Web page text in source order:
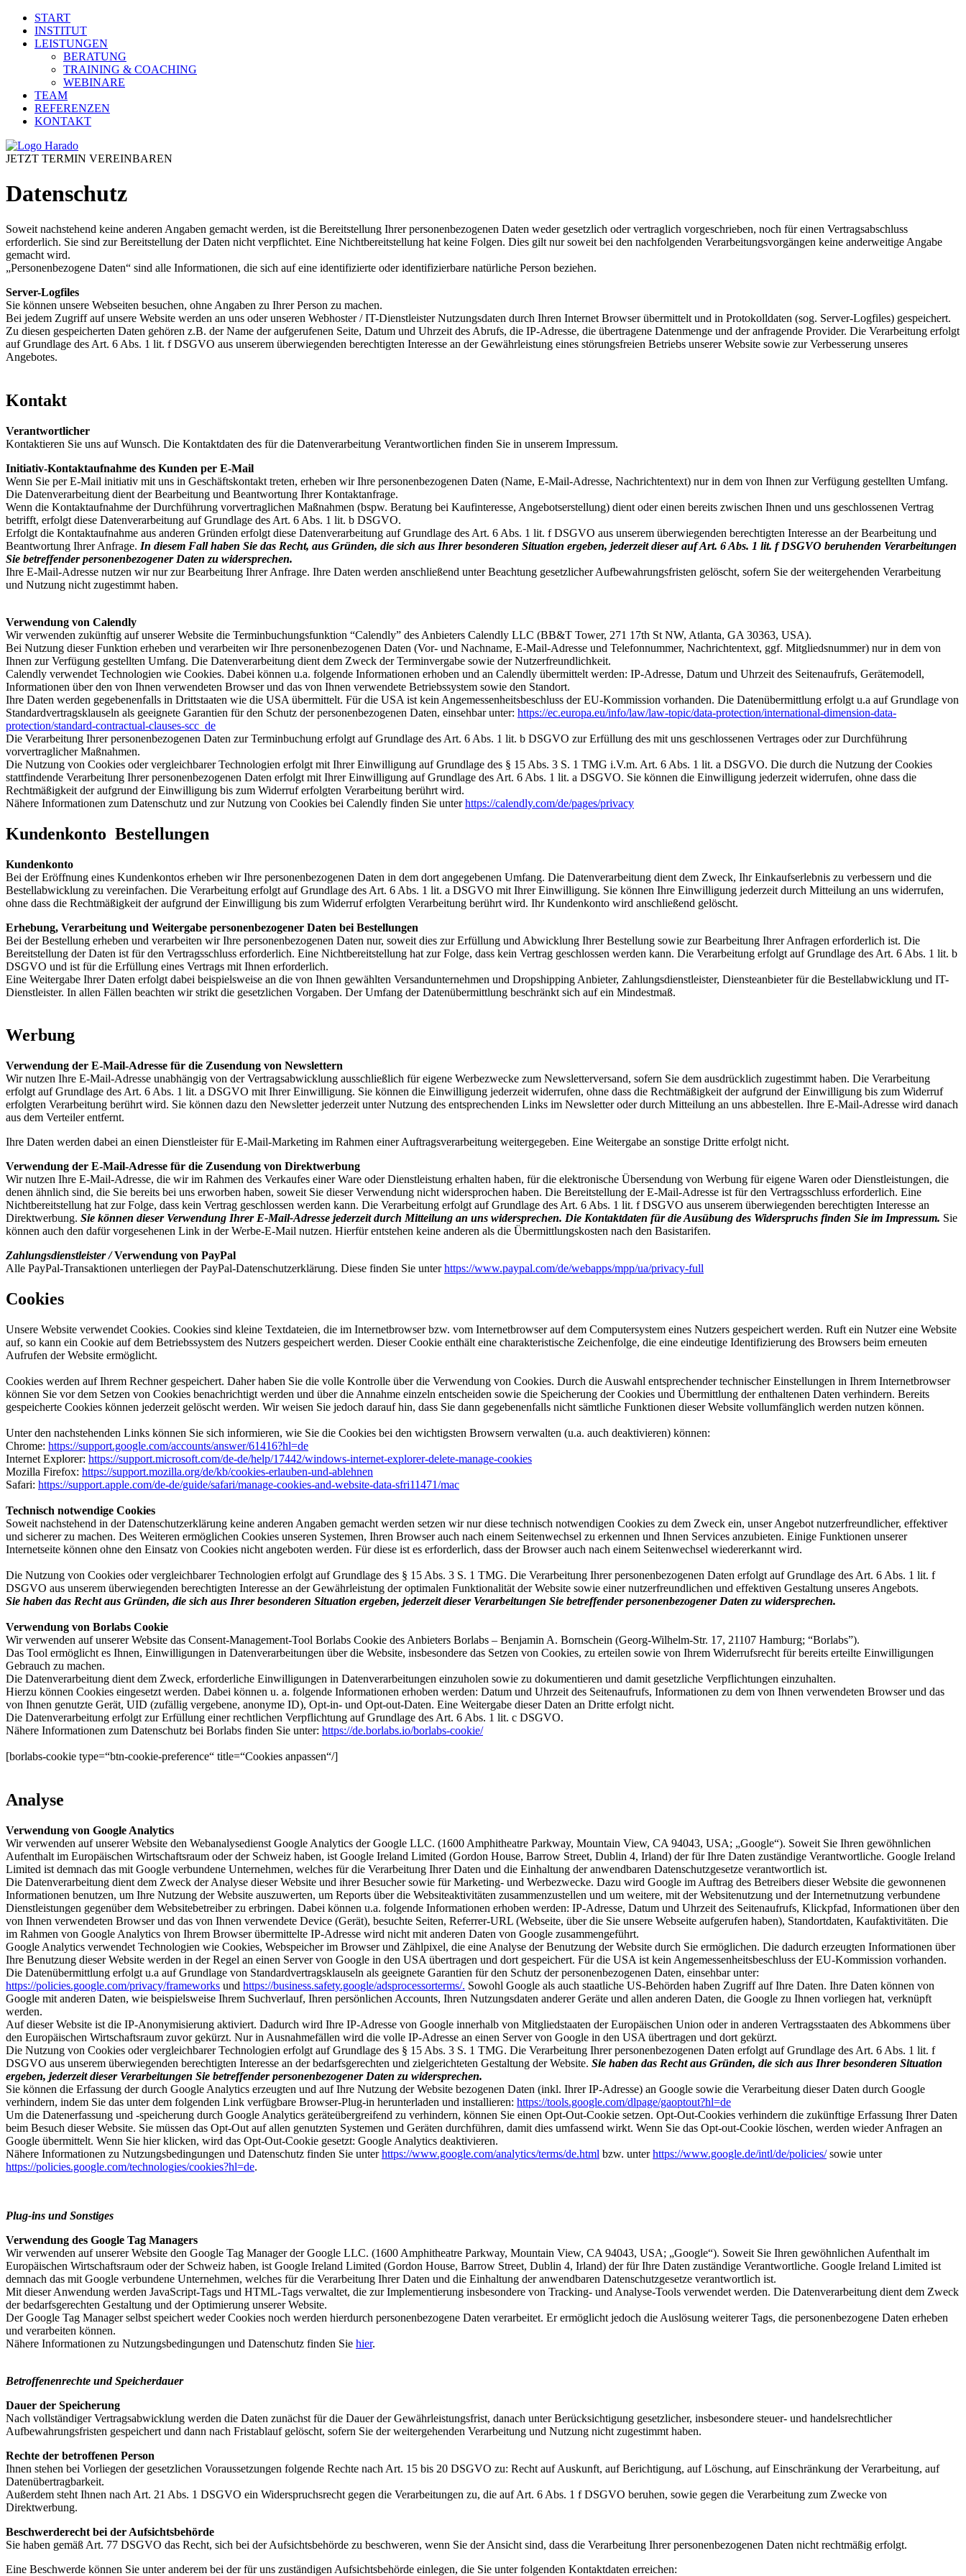
START
INSTITUT
LEISTUNGEN
BERATUNG
TRAINING & COACHING
WEBINARE
TEAM
REFERENZEN
KONTAKT
JETZT TERMIN VEREINBAREN
Datenschutz
Soweit nachstehend keine anderen Angaben gemacht werden, ist die Bereitstellung Ihrer personenbezogenen Daten weder gesetzlich oder vertraglich vorgeschrieben, noch für einen Vertragsabschluss
erforderlich. Sie sind zur Bereitstellung der Daten nicht verpflichtet. Eine Nichtbereitstellung hat keine Folgen. Dies gilt nur soweit bei den nachfolgenden Verarbeitungsvorgängen keine anderweitige Angabe
gemacht wird.
„Personenbezogene Daten“ sind alle Informationen, die sich auf eine identifizierte oder identifizierbare natürliche Person beziehen.
Server-Logfiles
Sie können unsere Webseiten besuchen, ohne Angaben zu Ihrer Person zu machen.
Bei jedem Zugriff auf unsere Website werden an uns oder unseren Webhoster / IT-Dienstleister Nutzungsdaten durch Ihren Internet Browser übermittelt und in Protokolldaten (sog. Server-Logfiles) gespeichert.
Zu diesen gespeicherten Daten gehören z.B. der Name der aufgerufenen Seite, Datum und Uhrzeit des Abrufs, die IP-Adresse, die übertragene Datenmenge und der anfragende Provider. Die Verarbeitung erfolgt
auf Grundlage des Art. 6 Abs. 1 lit. f DSGVO aus unserem überwiegenden berechtigten Interesse an der Gewährleistung eines störungsfreien Betriebs unserer Website sowie zur Verbesserung unseres
Angebotes.
Kontakt
Verantwortlicher
Kontaktieren Sie uns auf Wunsch. Die Kontaktdaten des für die Datenverarbeitung Verantwortlichen finden Sie in unserem Impressum.
Initiativ-Kontaktaufnahme des Kunden per E-Mail
Wenn Sie per E-Mail initiativ mit uns in Geschäftskontakt treten, erheben wir Ihre personenbezogenen Daten (Name, E-Mail-Adresse, Nachrichtentext) nur in dem von Ihnen zur Verfügung gestellten Umfang.
Die Datenverarbeitung dient der Bearbeitung und Beantwortung Ihrer Kontaktanfrage.
Wenn die Kontaktaufnahme der Durchführung vorvertraglichen Maßnahmen (bspw. Beratung bei Kaufinteresse, Angebotserstellung) dient oder einen bereits zwischen Ihnen und uns geschlossenen Vertrag
betrifft, erfolgt diese Datenverarbeitung auf Grundlage des Art. 6 Abs. 1 lit. b DSGVO.
Erfolgt die Kontaktaufnahme aus anderen Gründen erfolgt diese Datenverarbeitung auf Grundlage des Art. 6 Abs. 1 lit. f DSGVO aus unserem überwiegenden berechtigten Interesse an der Bearbeitung und
Beantwortung Ihrer Anfrage. In diesem Fall haben Sie das Recht, aus Gründen, die sich aus Ihrer besonderen Situation ergeben, jederzeit dieser auf Art. 6 Abs. 1 lit. f DSGVO beruhenden Verarbeitungen
Sie betreffender personenbezogener Daten zu widersprechen.
Ihre E-Mail-Adresse nutzen wir nur zur Bearbeitung Ihrer Anfrage. Ihre Daten werden anschließend unter Beachtung gesetzlicher Aufbewahrungsfristen gelöscht, sofern Sie der weitergehenden Verarbeitung
und Nutzung nicht zugestimmt haben.
Verwendung von Calendly
Wir verwenden zukünftig auf unserer Website die Terminbuchungsfunktion “Calendly” des Anbieters Calendly LLC (BB&T Tower, 271 17th St NW, Atlanta, GA 30363, USA).
Bei Nutzung dieser Funktion erheben und verarbeiten wir Ihre personenbezogenen Daten (Vor- und Nachname, E-Mail-Adresse und Telefonnummer, Nachrichtentext, ggf. Mitgliedsnummer) nur in dem von
Ihnen zur Verfügung gestellten Umfang. Die Datenverarbeitung dient dem Zweck der Terminvergabe sowie der Nutzerfreundlichkeit.
Calendly verwendet Technologien wie Cookies. Dabei können u.a. folgende Informationen erhoben und an Calendly übermittelt werden: IP-Adresse, Datum und Uhrzeit des Seitenaufrufs, Gerätemodell,
Informationen über den von Ihnen verwendeten Browser und das von Ihnen verwendete Betriebssystem sowie den Standort.
Ihre Daten werden gegebenenfalls in Drittstaaten wie die USA übermittelt. Für die USA ist kein Angemessenheitsbeschluss der EU-Kommission vorhanden. Die Datenübermittlung erfolgt u.a auf Grundlage von
Standardvertragsklauseln als geeignete Garantien für den Schutz der personenbezogenen Daten, einsehbar unter: https://ec.europa.eu/info/law/law-topic/data-protection/international-dimension-data-
protection/standard-contractual-clauses-scc_de
Die Verarbeitung Ihrer personenbezogenen Daten zur Terminbuchung erfolgt auf Grundlage des Art. 6 Abs. 1 lit. b DSGVO zur Erfüllung des mit uns geschlossenen Vertrages oder zur Durchführung
vorvertraglicher Maßnahmen.
Die Nutzung von Cookies oder vergleichbarer Technologien erfolgt mit Ihrer Einwilligung auf Grundlage des § 15 Abs. 3 S. 1 TMG i.V.m. Art. 6 Abs. 1 lit. a DSGVO. Die durch die Nutzung der Cookies
stattfindende Verarbeitung Ihrer personenbezogenen Daten erfolgt mit Ihrer Einwilligung auf Grundlage des Art. 6 Abs. 1 lit. a DSGVO. Sie können die Einwilligung jederzeit widerrufen, ohne dass die
Rechtmäßigkeit der aufgrund der Einwilligung bis zum Widerruf erfolgten Verarbeitung berührt wird.
Nähere Informationen zum Datenschutz und zur Nutzung von Cookies bei Calendly finden Sie unterhttps://calendly.com/de/pages/privacy
Kundenkonto Bestellungen
Kundenkonto
Bei der Eröffnung eines Kundenkontos erheben wir Ihre personenbezogenen Daten in dem dort angegebenen Umfang. Die Datenverarbeitung dient dem Zweck, Ihr Einkaufserlebnis zu verbessern und die
Bestellabwicklung zu vereinfachen. Die Verarbeitung erfolgt auf Grundlage des Art. 6 Abs. 1 lit. a DSGVO mit Ihrer Einwilligung. Sie können Ihre Einwilligung jederzeit durch Mitteilung an uns widerrufen,
ohne dass die Rechtmäßigkeit der aufgrund der Einwilligung bis zum Widerruf erfolgten Verarbeitung berührt wird. Ihr Kundenkonto wird anschließend gelöscht.
Erhebung, Verarbeitung und Weitergabe personenbezogener Daten bei Bestellungen
Bei der Bestellung erheben und verarbeiten wir Ihre personenbezogenen Daten nur, soweit dies zur Erfüllung und Abwicklung Ihrer Bestellung sowie zur Bearbeitung Ihrer Anfragen erforderlich ist. Die
Bereitstellung der Daten ist für den Vertragsschluss erforderlich. Eine Nichtbereitstellung hat zur Folge, dass kein Vertrag geschlossen werden kann. Die Verarbeitung erfolgt auf Grundlage des Art. 6 Abs. 1 lit. b
DSGVO und ist für die Erfüllung eines Vertrags mit Ihnen erforderlich.
Eine Weitergabe Ihrer Daten erfolgt dabei beispielsweise an die von Ihnen gewählten Versandunternehmen und Dropshipping Anbieter, Zahlungsdienstleister, Diensteanbieter für die Bestellabwicklung und IT-
Dienstleister. In allen Fällen beachten wir strikt die gesetzlichen Vorgaben. Der Umfang der Datenübermittlung beschränkt sich auf ein Mindestmaß.
Werbung
Verwendung der E-Mail-Adresse für die Zusendung von Newslettern
Wir nutzen Ihre E-Mail-Adresse unabhängig von der Vertragsabwicklung ausschließlich für eigene Werbezwecke zum Newsletterversand, sofern Sie dem ausdrücklich zugestimmt haben. Die Verarbeitung
erfolgt auf Grundlage des Art. 6 Abs. 1 lit. a DSGVO mit Ihrer Einwilligung. Sie können die Einwilligung jederzeit widerrufen, ohne dass die Rechtmäßigkeit der aufgrund der Einwilligung bis zum Widerruf
erfolgten Verarbeitung berührt wird. Sie können dazu den Newsletter jederzeit unter Nutzung des entsprechenden Links im Newsletter oder durch Mitteilung an uns abbestellen. Ihre E-Mail-Adresse wird danach
aus dem Verteiler entfernt.
Ihre Daten werden dabei an einen Dienstleister für E-Mail-Marketing im Rahmen einer Auftragsverarbeitung weitergegeben. Eine Weitergabe an sonstige Dritte erfolgt nicht.
Verwendung der E-Mail-Adresse für die Zusendung von Direktwerbung
Wir nutzen Ihre E-Mail-Adresse, die wir im Rahmen des Verkaufes einer Ware oder Dienstleistung erhalten haben, für die elektronische Übersendung von Werbung für eigene Waren oder Dienstleistungen, die
denen ähnlich sind, die Sie bereits bei uns erworben haben, soweit Sie dieser Verwendung nicht widersprochen haben. Die Bereitstellung der E-Mail-Adresse ist für den Vertragsschluss erforderlich. Eine
Nichtbereitstellung hat zur Folge, dass kein Vertrag geschlossen werden kann. Die Verarbeitung erfolgt auf Grundlage des Art. 6 Abs. 1 lit. f DSGVO aus unserem überwiegenden berechtigten Interesse an
Direktwerbung. Sie können dieser Verwendung Ihrer E-Mail-Adresse jederzeit durch Mitteilung an uns widersprechen. Die Kontaktdaten für die Ausübung des Widerspruchs finden Sie im Impressum. Sie
können auch den dafür vorgesehenen Link in der Werbe-E-Mail nutzen. Hierfür entstehen keine anderen als die Übermittlungskosten nach den Basistarifen.
Zahlungsdienstleister /Verwendung von PayPal
Alle PayPal-Transaktionen unterliegen der PayPal-Datenschutzerklärung. Diese finden Sie unterhttps://www.paypal.com/de/webapps/mpp/ua/privacy-full
Cookies
Unsere Website verwendet Cookies. Cookies sind kleine Textdateien, die im Internetbrowser bzw. vom Internetbrowser auf dem Computersystem eines Nutzers gespeichert werden. Ruft ein Nutzer eine Website
auf, so kann ein Cookie auf dem Betriebssystem des Nutzers gespeichert werden. Dieser Cookie enthält eine charakteristische Zeichenfolge, die eine eindeutige Identifizierung des Browsers beim erneuten
Aufrufen der Website ermöglicht.
Cookies werden auf Ihrem Rechner gespeichert. Daher haben Sie die volle Kontrolle über die Verwendung von Cookies. Durch die Auswahl entsprechender technischer Einstellungen in Ihrem Internetbrowser
können Sie vor dem Setzen von Cookies benachrichtigt werden und über die Annahme einzeln entscheiden sowie die Speicherung der Cookies und Übermittlung der enthaltenen Daten verhindern. Bereits
gespeicherte Cookies können jederzeit gelöscht werden. Wir weisen Sie jedoch darauf hin, dass Sie dann gegebenenfalls nicht sämtliche Funktionen dieser Website vollumfänglich werden nutzen können.
Unter den nachstehenden Links können Sie sich informieren, wie Sie die Cookies bei den wichtigsten Browsern verwalten (u.a. auch deaktivieren) können:
Chrome: https://support.google.com/accounts/answer/61416?hl=de
Internet Explorer: https://support.microsoft.com/de-de/help/17442/windows-internet-explorer-delete-manage-cookies
Mozilla Firefox: https://support.mozilla.org/de/kb/cookies-erlauben-und-ablehnen
Safari: https://support.apple.com/de-de/guide/safari/manage-cookies-and-website-data-sfri11471/mac
Technisch notwendige Cookies
Soweit nachstehend in der Datenschutzerklärung keine anderen Angaben gemacht werden setzen wir nur diese technisch notwendigen Cookies zu dem Zweck ein, unser Angebot nutzerfreundlicher, effektiver
und sicherer zu machen. Des Weiteren ermöglichen Cookies unseren Systemen, Ihren Browser auch nach einem Seitenwechsel zu erkennen und Ihnen Services anzubieten. Einige Funktionen unserer
Internetseite können ohne den Einsatz von Cookies nicht angeboten werden. Für diese ist es erforderlich, dass der Browser auch nach einem Seitenwechsel wiedererkannt wird.
Die Nutzung von Cookies oder vergleichbarer Technologien erfolgt auf Grundlage des § 15 Abs. 3 S. 1 TMG. Die Verarbeitung Ihrer personenbezogenen Daten erfolgt auf Grundlage des Art. 6 Abs. 1 lit. f
DSGVO aus unserem überwiegenden berechtigten Interesse an der Gewährleistung der optimalen Funktionalität der Website sowie einer nutzerfreundlichen und effektiven Gestaltung unseres Angebots.
Sie haben das Recht aus Gründen, die sich aus Ihrer besonderen Situation ergeben, jederzeit dieser Verarbeitungen Sie betreffender personenbezogener Daten zu widersprechen.
Verwendung von Borlabs Cookie
Wir verwenden auf unserer Website das Consent-Management-Tool Borlabs Cookie des Anbieters Borlabs – Benjamin A. Bornschein (Georg-Wilhelm-Str. 17, 21107 Hamburg; “Borlabs”).
Das Tool ermöglicht es Ihnen, Einwilligungen in Datenverarbeitungen über die Website, insbesondere das Setzen von Cookies, zu erteilen sowie von Ihrem Widerrufsrecht für bereits erteilte Einwilligungen
Gebrauch zu machen.
Die Datenverarbeitung dient dem Zweck, erforderliche Einwilligungen in Datenverarbeitungen einzuholen sowie zu dokumentieren und damit gesetzliche Verpflichtungen einzuhalten.
Hierzu können Cookies eingesetzt werden. Dabei können u. a. folgende Informationen erhoben werden: Datum und Uhrzeit des Seitenaufrufs, Informationen zu dem von Ihnen verwendeten Browser und das
von Ihnen genutzte Gerät, UID (zufällig vergebene, anonyme ID), Opt-in- und Opt-out-Daten. Eine Weitergabe dieser Daten an Dritte erfolgt nicht.
Die Datenverarbeitung erfolgt zur Erfüllung einer rechtlichen Verpflichtung auf Grundlage des Art. 6 Abs. 1 lit. c DSGVO.
Nähere Informationen zum Datenschutz bei Borlabs finden Sie unter: https://de.borlabs.io/borlabs-cookie/
[borlabs-cookie type=“btn-cookie-preference“ title=“Cookies anpassen“/]
Analyse
Verwendung von Google Analytics
Wir verwenden auf unserer Website den Webanalysedienst Google Analytics der Google LLC. (1600 Amphitheatre Parkway, Mountain View, CA 94043, USA; „Google“). Soweit Sie Ihren gewöhnlichen
Aufenthalt im Europäischen Wirtschaftsraum oder der Schweiz haben, ist Google Ireland Limited (Gordon House, Barrow Street, Dublin 4, Irland) der für Ihre Daten zuständige Verantwortliche. Google Ireland
Limited ist demnach das mit Google verbundene Unternehmen, welches für die Verarbeitung Ihrer Daten und die Einhaltung der anwendbaren Datenschutzgesetze verantwortlich ist.
Die Datenverarbeitung dient dem Zweck der Analyse dieser Website und ihrer Besucher sowie für Marketing- und Werbezwecke. Dazu wird Google im Auftrag des Betreibers dieser Website die gewonnenen
Informationen benutzen, um Ihre Nutzung der Website auszuwerten, um Reports über die Websiteaktivitäten zusammenzustellen und um weitere, mit der Websitenutzung und der Internetnutzung verbundene
Dienstleistungen gegenüber dem Websitebetreiber zu erbringen. Dabei können u.a. folgende Informationen erhoben werden: IP-Adresse, Datum und Uhrzeit des Seitenaufrufs, Klickpfad, Informationen über den
von Ihnen verwendeten Browser und das von Ihnen verwendete Device (Gerät), besuchte Seiten, Referrer-URL (Webseite, über die Sie unsere Webseite aufgerufen haben), Standortdaten, Kaufaktivitäten. Die
im Rahmen von Google Analytics von Ihrem Browser übermittelte IP-Adresse wird nicht mit anderen Daten von Google zusammengeführt.
Google Analytics verwendet Technologien wie Cookies, Webspeicher im Browser und Zählpixel, die eine Analyse der Benutzung der Website durch Sie ermöglichen. Die dadurch erzeugten Informationen über
Ihre Benutzung dieser Website werden in der Regel an einen Server von Google in den USA übertragen und dort gespeichert. Für die USA ist kein Angemessenheitsbeschluss der EU-Kommission vorhanden.
Die Datenübermittlung erfolgt u.a auf Grundlage von Standardvertragsklauseln als geeignete Garantien für den Schutz der personenbezogenen Daten, einsehbar unter:
https://policies.google.com/privacy/frameworks und https://business.safety.google/adsprocessorterms/. Sowohl Google als auch staatliche US-Behörden haben Zugriff auf Ihre Daten. Ihre Daten können von
Google mit anderen Daten, wie beispielsweise Ihrem Suchverlauf, Ihren persönlichen Accounts, Ihren Nutzungsdaten anderer Geräte und allen anderen Daten, die Google zu Ihnen vorliegen hat, verknüpft
werden.
Auf dieser Website ist die IP-Anonymisierung aktiviert. Dadurch wird Ihre IP-Adresse von Google innerhalb von Mitgliedstaaten der Europäischen Union oder in anderen Vertragsstaaten des Abkommens über
den Europäischen Wirtschaftsraum zuvor gekürzt. Nur in Ausnahmefällen wird die volle IP-Adresse an einen Server von Google in den USA übertragen und dort gekürzt.
Die Nutzung von Cookies oder vergleichbarer Technologien erfolgt auf Grundlage des § 15 Abs. 3 S. 1 TMG. Die Verarbeitung Ihrer personenbezogenen Daten erfolgt auf Grundlage des Art. 6 Abs. 1 lit. f
DSGVO aus unserem überwiegenden berechtigten Interesse an der bedarfsgerechten und zielgerichteten Gestaltung der Website. Sie haben das Recht aus Gründen, die sich aus Ihrer besonderen Situation
ergeben, jederzeit dieser Verarbeitungen Sie betreffender personenbezogener Daten zu widersprechen.
Sie können die Erfassung der durch Google Analytics erzeugten und auf Ihre Nutzung der Website bezogenen Daten (inkl. Ihrer IP-Adresse) an Google sowie die Verarbeitung dieser Daten durch Google
verhindern, indem Sie das unter dem folgenden Link verfügbare Browser-Plug-in herunterladen und installieren: https://tools.google.com/dlpage/gaoptout?hl=de
Um die Datenerfassung und -speicherung durch Google Analytics geräteübergreifend zu verhindern, können Sie einen Opt-Out-Cookie setzen. Opt-Out-Cookies verhindern die zukünftige Erfassung Ihrer Daten
beim Besuch dieser Website. Sie müssen das Opt-Out auf allen genutzten Systemen und Geräten durchführen, damit dies umfassend wirkt. Wenn Sie das Opt-out-Cookie löschen, werden wieder Anfragen an
Google übermittelt. Wenn Sie hier klicken, wird das Opt-Out-Cookie gesetzt: Google Analytics deaktivieren.
Nähere Informationen zu Nutzungsbedingungen und Datenschutz finden Sie unterhttps://www.google.com/analytics/terms/de.html bzw. unterhttps://www.google.de/intl/de/policies/sowie unter
https://policies.google.com/technologies/cookies?hl=de.
Plug-ins und Sonstiges
Verwendung des Google Tag Managers
Wir verwenden auf unserer Website den Google Tag Manager der Google LLC. (1600 Amphitheatre Parkway, Mountain View, CA 94043, USA; „Google“). Soweit Sie Ihren gewöhnlichen Aufenthalt im
Europäischen Wirtschaftsraum oder der Schweiz haben, ist Google Ireland Limited (Gordon House, Barrow Street, Dublin 4, Irland) der für Ihre Daten zuständige Verantwortliche. Google Ireland Limited ist
demnach das mit Google verbundene Unternehmen, welches für die Verarbeitung Ihrer Daten und die Einhaltung der anwendbaren Datenschutzgesetze verantwortlich ist.
Mit dieser Anwendung werden JavaScript-Tags und HTML-Tags verwaltet, die zur Implementierung insbesondere von Tracking- und Analyse-Tools verwendet werden. Die Datenverarbeitung dient dem Zweck
der bedarfsgerechten Gestaltung und der Optimierung unserer Website.
Der Google Tag Manager selbst speichert weder Cookies noch werden hierdurch personenbezogene Daten verarbeitet. Er ermöglicht jedoch die Auslösung weiterer Tags, die personenbezogene Daten erheben
und verarbeiten können.
Nähere Informationen zu Nutzungsbedingungen und Datenschutz finden Sie hier.
Betroffenenrechte und Speicherdauer
Dauer der Speicherung
Nach vollständiger Vertragsabwicklung werden die Daten zunächst für die Dauer der Gewährleistungsfrist, danach unter Berücksichtigung gesetzlicher, insbesondere steuer- und handelsrechtlicher
Aufbewahrungsfristen gespeichert und dann nach Fristablauf gelöscht, sofern Sie der weitergehenden Verarbeitung und Nutzung nicht zugestimmt haben.
Rechte der betroffenen Person
Ihnen stehen bei Vorliegen der gesetzlichen Voraussetzungen folgende Rechte nach Art. 15 bis 20 DSGVO zu: Recht auf Auskunft, auf Berichtigung, auf Löschung, auf Einschränkung der Verarbeitung, auf
Datenübertragbarkeit.
Außerdem steht Ihnen nach Art. 21 Abs. 1 DSGVO ein Widerspruchsrecht gegen die Verarbeitungen zu, die auf Art. 6 Abs. 1 f DSGVO beruhen, sowie gegen die Verarbeitung zum Zwecke von
Direktwerbung.
Beschwerderecht bei der Aufsichtsbehörde
Sie haben gemäß Art. 77 DSGVO das Recht, sich bei der Aufsichtsbehörde zu beschweren, wenn Sie der Ansicht sind, dass die Verarbeitung Ihrer personenbezogenen Daten nicht rechtmäßig erfolgt.
Eine Beschwerde können Sie unter anderem bei der für uns zuständigen Aufsichtsbehörde einlegen, die Sie unter folgenden Kontaktdaten erreichen: